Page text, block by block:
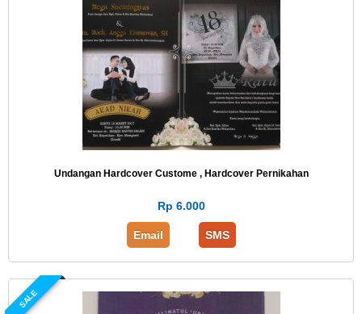
Undangan Hardcover Custome , Hardcover Pernikahan
Rp 6.000
Email SMS
SALE